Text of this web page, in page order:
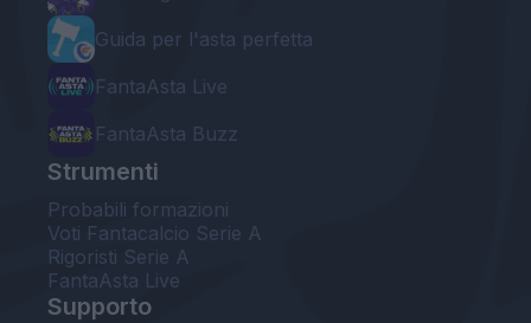
Guida per l'asta perfetta
FantaAsta Live
FantaAsta Buzz
Strumenti
Probabili formazioni
Voti Fantacalcio Serie A
Rigoristi Serie A
FantaAsta Live
Supporto